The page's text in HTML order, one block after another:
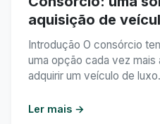
aquisição de
Introdução O consórcio
uma opção cada vez mais
adquirir um veículo de
consórcio se destaca
Ler mais →